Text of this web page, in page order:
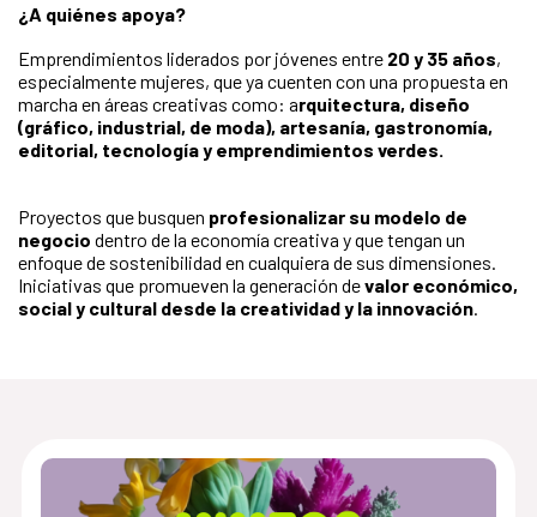
¿A quiénes apoya?
Emprendimientos liderados por jóvenes entre 20 y 35 años,
especialmente mujeres, que ya cuenten con una propuesta en
marcha en áreas creativas como: arquitectura, diseño
(gráfico, industrial, de moda), artesanía, gastronomía,
editorial, tecnología y emprendimientos verdes.
Proyectos que busquen profesionalizar su modelo de
negocio dentro de la economía creativa y que tengan un
enfoque de sostenibilidad en cualquiera de sus dimensiones.
Iniciativas que promueven la generación devalor económico,
social y cultural desde la creatividad y la innovación